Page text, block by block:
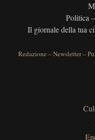
Politica
Il giornale della tua
Redazione –Newsletter–